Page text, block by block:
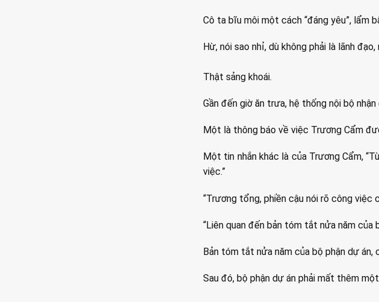
Cô ta bĩu môi một cách “đáng yêu”, lẩm
Hừ, nói sao nhỉ, dù không phải là lãnh
Thật sảng khoái.
Gần đến giờ ăn trưa, hệ thống nội bộ
Một là thông báo về việc Trương Cẩm
Một tin nhắn khác là của Trương Cẩm,
việc.”
“Trương tổng, phiền cậu nói rõ công việc
“Liên quan đến bản tóm tắt nửa năm của
Bản tóm tắt nửa năm của bộ phận dự án,
Sau đó, bộ phận dự án phải mất thêm